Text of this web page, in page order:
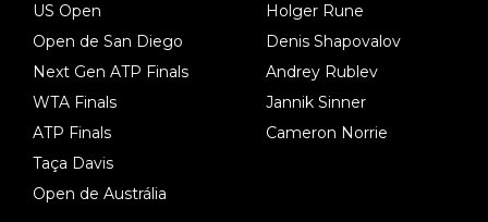
US Open
Open de San Diego
Next Gen ATP Finals
WTA Finals
ATP Finals
Taça Davis
Open de Austrália
Holger Rune
Denis Shapovalov
Andrey Rublev
Jannik Sinner
Cameron Norrie